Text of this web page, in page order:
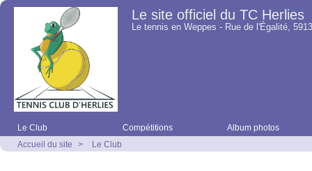
Le site officiel du TC Herlies
Le tennis en Weppes - Rue de l'Égalité,
Le Club Compétitions
Album photos
Accueil du site
> Le Club